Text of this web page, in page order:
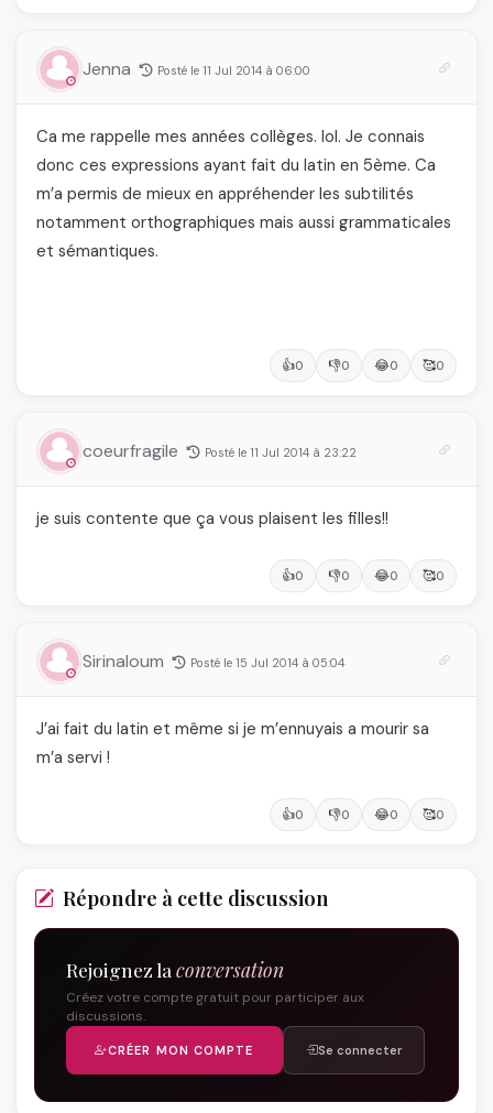
Jenna Posté le 11 Jul 2014 à 06:00
Ca me rappelle mes années collèges. lol. Je connais
donc ces expressions ayant fait du latin en 5ème. Ca
m’a permis de mieux en appréhender les subtilités
notamment orthographiques mais aussi grammaticales
et sémantiques.
👍0 👎0 😂0 🥰0
coeurfragile Posté le 11 Jul 2014 à 23:22
je suis contente que ça vous plaisent les filles!!
👍0 👎0 😂0 🥰0
Sirinaloum Posté le 15 Jul 2014 à 05:04
J’ai fait du latin et même si je m’ennuyais a mourir sa
m’a servi !
👍0 👎0 😂0 🥰0
Répondre à cette discussion
Rejoignez la conversation
Créez votre compte gratuit pour participer aux
discussions.
CRÉER MON COMPTE Se connecter